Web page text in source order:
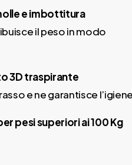
e imbottitura
il peso in modo
3D traspirante
e ne garantisce
pesi superiori ai 100 Kg